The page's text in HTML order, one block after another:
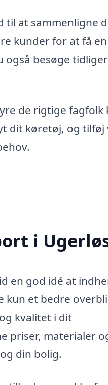
til at sammenligne
kunder for at få en
også besøge
de rigtige fagfolk
dit køretøj, og
i
en god idé at
kun et bedre
kvalitet i dit
priser, materialer
din bolig.